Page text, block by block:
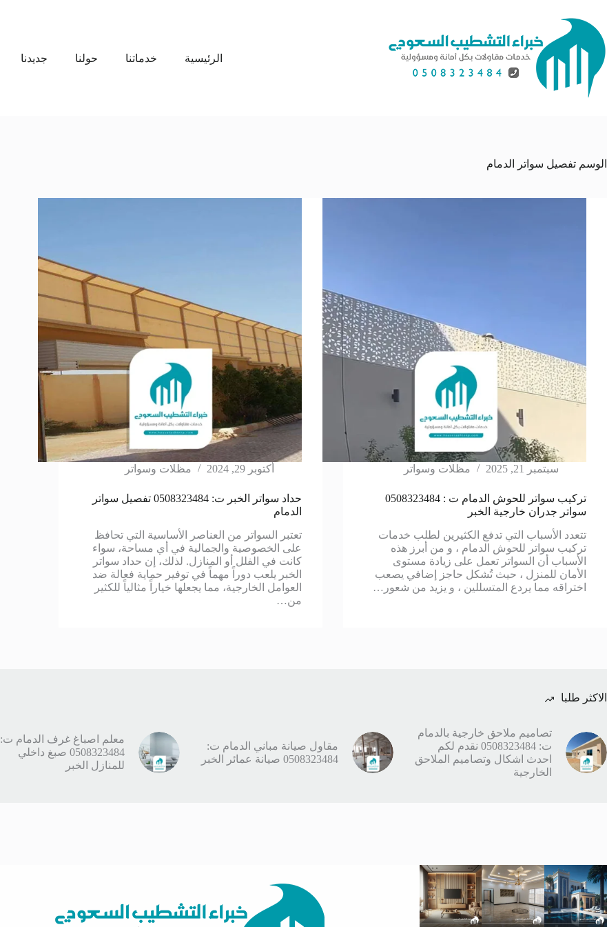
المحتوى
الرئيسية خدماتنا حولنا جديدنا
الوسم تفصيل سواتر الدمام
سبتمبر 21, 2025 مظلات وسواتر
تركيب سواتر للحوش الدمام ت : 0508323484
سواتر جدران خارجية الخبر
تتعدد الأسباب التي تدفع الكثيرين لطلب خدمات
تركيب سواتر للحوش الدمام ، و من أبرز هذه
الأسباب أن السواتر تعمل على زيادة مستوى
الأمان للمنزل ، حيث تُشكل حاجز إضافي يصعب
اختراقه مما يردع المتسللين ، و يزيد من شعور…
أكتوبر 29, 2024 مظلات وسواتر
حداد سواتر الخبر ت: 0508323484 تفصيل سواتر
الدمام
تعتبر السواتر من العناصر الأساسية التي تحافظ
على الخصوصية والجمالية في أي مساحة، سواء
كانت في الفلل أو المنازل. لذلك، إن حداد سواتر
الخبر يلعب دوراً مهماً في توفير حماية فعالة ضد
العوامل الخارجية، مما يجعلها خياراً مثالياً للكثير
من…
الاكثر طلبا
تصاميم ملاحق خارجية بالدمام
ت: 0508323484 نقدم لكم
احدث اشكال وتصاميم الملاحق
الخارجية
مقاول صيانة مباني الدمام ت:
0508323484 صيانة عمائر الخبر
معلم اصباغ غرف الدمام ت:
0508323484 صبغ داخلي
للمنازل الخبر